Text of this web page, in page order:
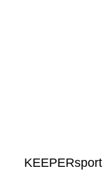
KEEPERsport